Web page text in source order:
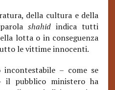
della cultura e della
parolashahid indica tutti
lotta o in conseguenza
le vittime innocenti.
– come se
il pubblico ministero ha